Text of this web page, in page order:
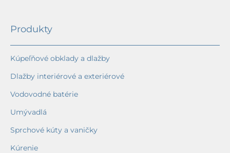
Produkty
Kúpeľňové obklady a dlažby
Dlažby interiérové a exteriérové
Vodovodné batérie
Umývadlá
Sprchové kúty a vaničky
Kúrenie